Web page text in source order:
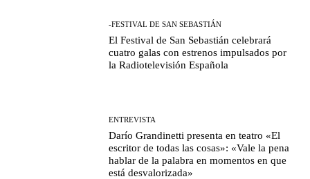
-FESTIVAL DE SAN SEBASTIÁN
El Festival de San Sebastián celebrará
cuatro galas con estrenos impulsados por
la Radiotelevisión Española
ENTREVISTA
Darío Grandinetti presenta en teatro «El
escritor de todas las cosas»: «Vale la pena
hablar de la palabra en momentos en que
está desvalorizada»